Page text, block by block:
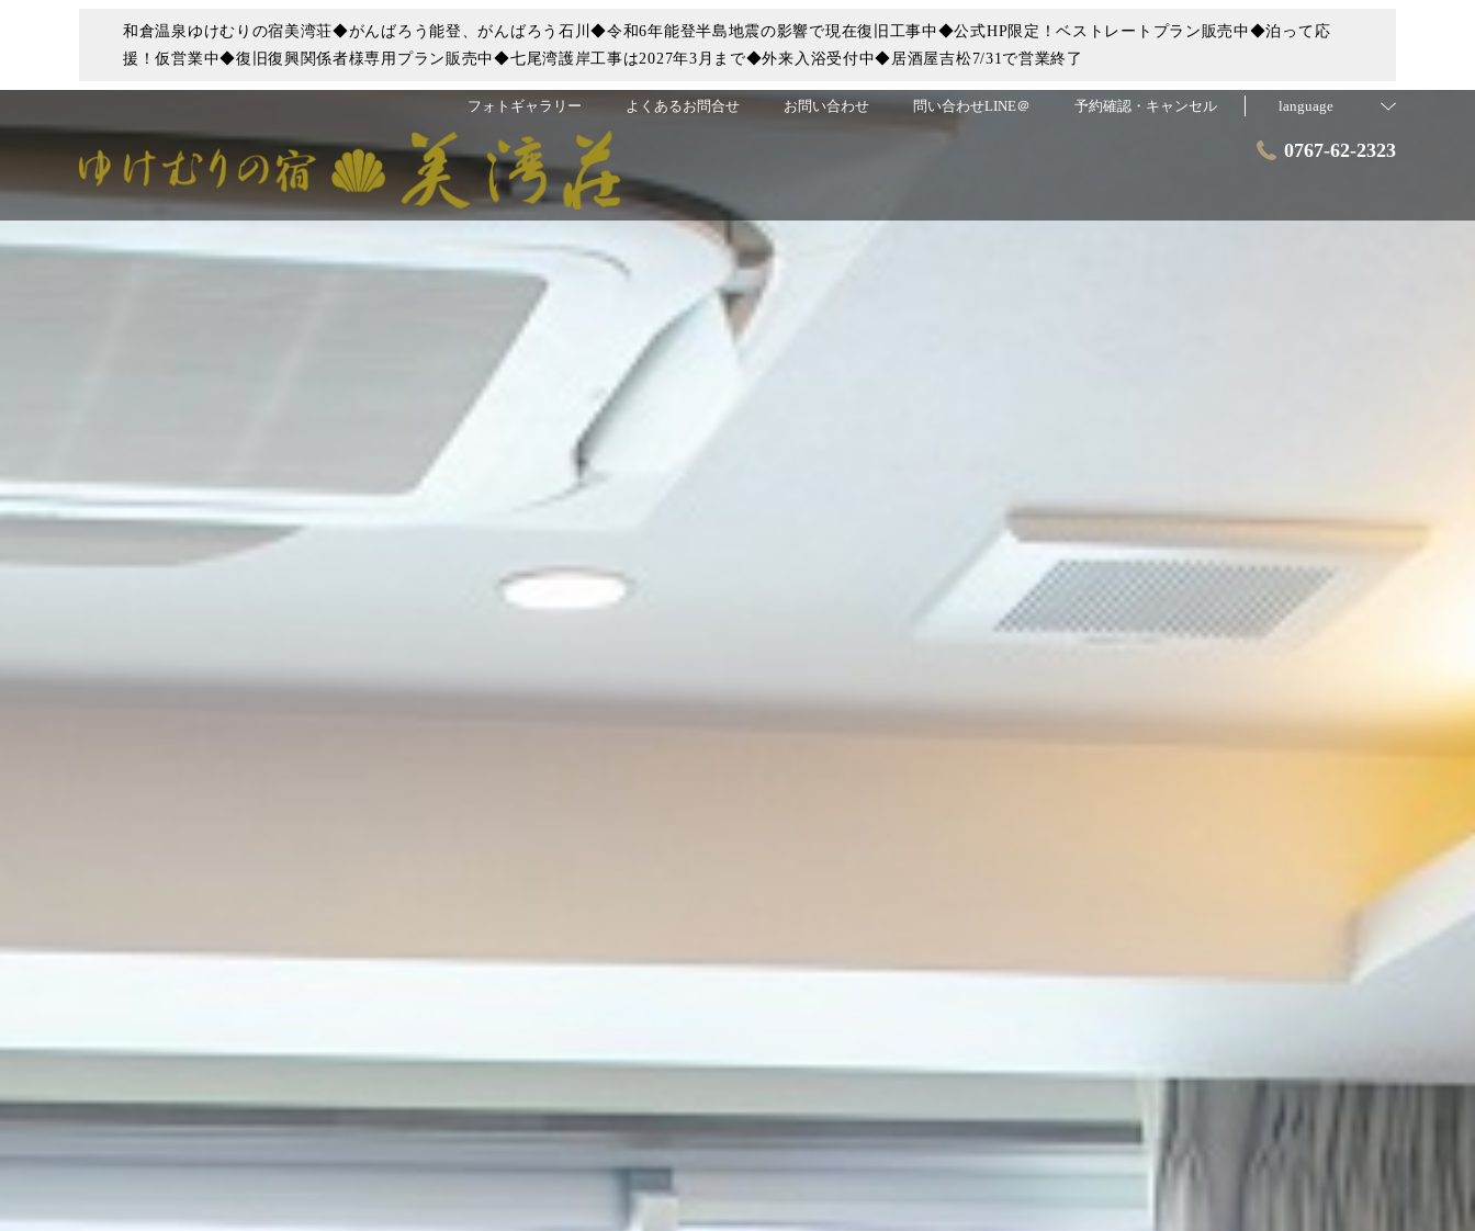
和倉温泉ゆけむりの宿美湾荘◆がんばろう能登、がんばろう石川◆令和6年能登半島地震の影響で現在復旧工事中◆公式HP限定！ベストレートプラン販売中◆泊って応
援！仮営業中◆復旧復興関係者様専用プラン販売中◆七尾湾護岸工事は2027年3月まで◆外来入浴受付中◆居酒屋吉松7/31で営業終了
フォトギャラリー よくあるお問合せ お問い合わせ 問い合わせLINE＠ 予約確認・キャンセル language
0767-62-2323